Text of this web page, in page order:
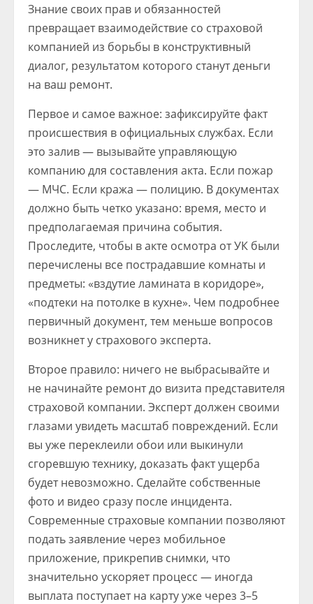
Знание своих прав и обязанностей
превращает взаимодействие со страховой
компанией из борьбы в конструктивный
диалог, результатом которого станут деньги
на ваш ремонт.
Первое и самое важное: зафиксируйте факт
происшествия в официальных службах. Если
это залив — вызывайте управляющую
компанию для составления акта. Если пожар
— МЧС. Если кража — полицию. В документах
должно быть четко указано: время, место и
предполагаемая причина события.
Проследите, чтобы в акте осмотра от УК были
перечислены все пострадавшие комнаты и
предметы: «вздутие ламината в коридоре»,
«подтеки на потолке в кухне». Чем подробнее
первичный документ, тем меньше вопросов
возникнет у страхового эксперта.
Второе правило: ничего не выбрасывайте и
не начинайте ремонт до визита представителя
страховой компании. Эксперт должен своими
глазами увидеть масштаб повреждений. Если
вы уже переклеили обои или выкинули
сгоревшую технику, доказать факт ущерба
будет невозможно. Сделайте собственные
фото и видео сразу после инцидента.
Современные страховые компании позволяют
подать заявление через мобильное
приложение, прикрепив снимки, что
значительно ускоряет процесс — иногда
выплата поступает на карту уже через 3–5